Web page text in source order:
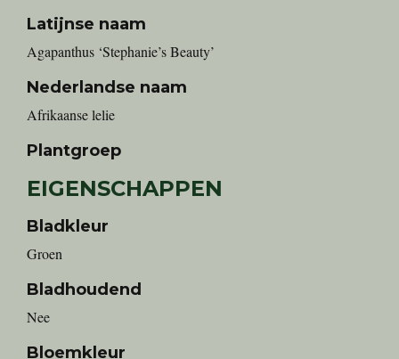
Latijnse naam
Agapanthus ‘Stephanie’s Beauty’
Nederlandse naam
Afrikaanse lelie
Plantgroep
EIGENSCHAPPEN
Bladkleur
Groen
Bladhoudend
Nee
Bloemkleur